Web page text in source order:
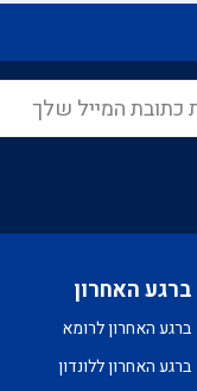
ברגע האחרון
ברגע האחרון לרומא
ברגע האחרון ללונדון